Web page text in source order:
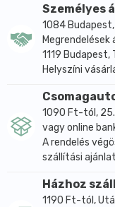
Személyes
1084
1119
Helyszíni
1090 Ft-tól,
vagy online
A rendelés
szállítási
Házhoz
1190 Ft-tól,